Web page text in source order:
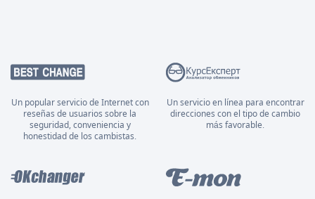
Un popular servicio de Internet con
reseñas de usuarios sobre la
seguridad, conveniencia y
honestidad de los cambistas.
Un servicio en línea para encontrar
direcciones con el tipo de cambio
más favorable.